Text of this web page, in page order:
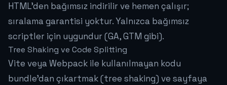
HTML'den bağımsız indirilir ve hemen çalışır;
sıralama garantisi yoktur. Yalnızca bağımsız
scriptler için uygundur (GA, GTM gibi).
Tree Shaking ve Code Splitting
Vite veya Webpack ile kullanılmayan kodu
bundle'dan çıkartmak (tree shaking) ve sayfaya